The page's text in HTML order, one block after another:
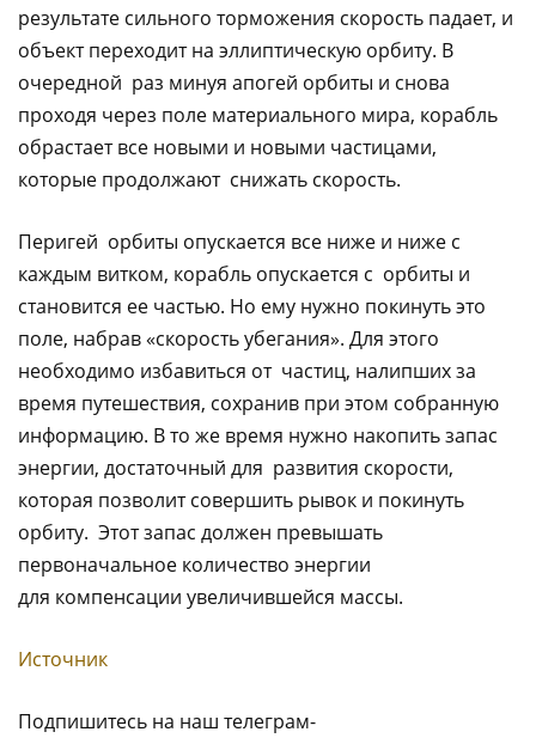
результате сильного торможения скорость падает, и
объект переходит на эллиптическую орбиту. В
очередной раз минуя апогей орбиты и снова
проходя через поле материального мира, корабль
обрастает все новыми и новыми частицами,
которые продолжают снижать скорость.
Перигей орбиты опускается все ниже и ниже с
каждым витком, корабль опускается с орбиты и
становится ее частью. Но ему нужно покинуть это
поле, набрав «скорость убегания». Для этого
необходимо избавиться от частиц, налипших за
время путешествия, сохранив при этом собранную
информацию. В то же время нужно накопить запас
энергии, достаточный для развития скорости,
которая позволит совершить рывок и покинуть
орбиту. Этот запас должен превышать
первоначальное количество энергии
для компенсации увеличившейся массы.
Источник
Подпишитесь на наш телеграм-